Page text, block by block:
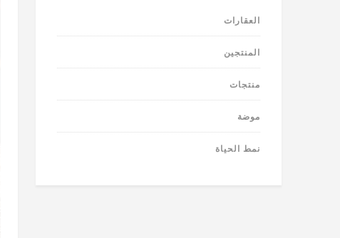
العقارات
المنتجين
منتجات
موضة
نمط الحياة